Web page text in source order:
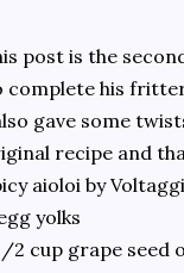
post is the
complete his
gave some
recipe and
aioloi by
yolks
2 cup grape seed